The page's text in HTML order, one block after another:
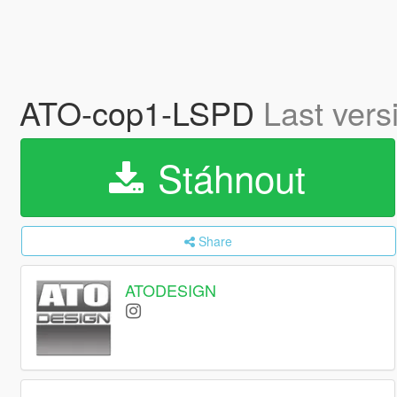
ATO-cop1-LSPD Last
Stáhnout
Share
ATODESIGN